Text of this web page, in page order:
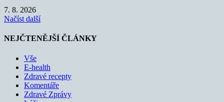
7. 8. 2026
Načíst další
NEJČTENĚJŠÍ ČLÁNKY
Vše
E-health
Zdravé recepty
Komentáře
Zdravé Zprávy